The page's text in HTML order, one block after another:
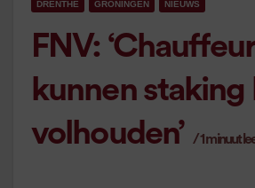
DRENTHE GRONINGEN NIEUWS
FNV:
kunnen staking
volhouden’
/1 minuut